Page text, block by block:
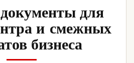
для
и смежных
бизнеса